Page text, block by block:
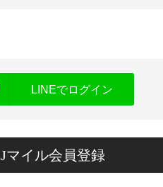
LINEでログイン
Jマイル会員登録